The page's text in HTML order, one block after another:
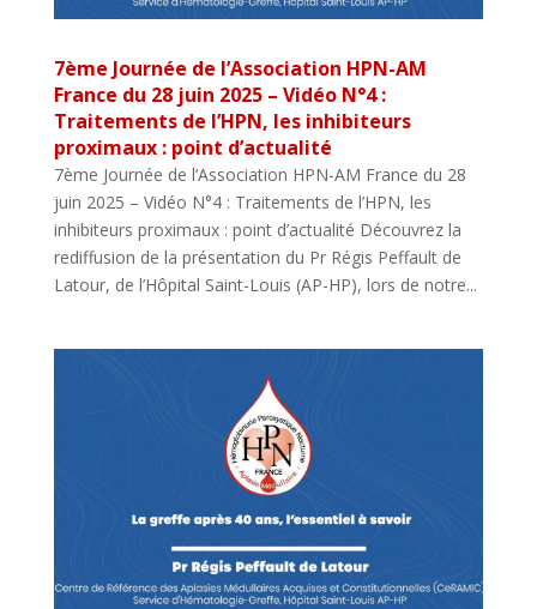
7ème Journée de l’Association HPN-AM
France du 28 juin 2025 – Vidéo N°4 :
Traitements de l’HPN, les inhibiteurs
proximaux : point d’actualité
7ème Journée de l’Association HPN-AM France du 28
juin 2025 – Vidéo N°4 : Traitements de l’HPN, les
inhibiteurs proximaux : point d’actualité Découvrez la
rediffusion de la présentation du Pr Régis Peffault de
Latour, de l’Hôpital Saint-Louis (AP-HP), lors de notre...